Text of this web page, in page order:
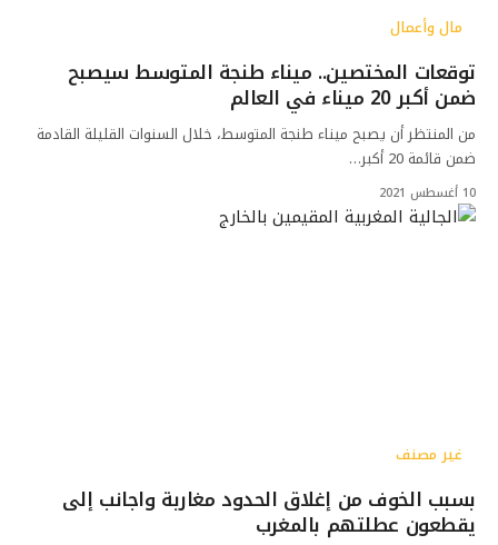
مال وأعمال
توقعات المختصين.. ميناء طنجة المتوسط سيصبح
ضمن أكبر 20 ميناء في العالم
من المنتظر أن يصبح ميناء طنجة المتوسط، خلال السنوات القليلة القادمة
ضمن قائمة 20 أكبر…
10 أغسطس 2021
غير مصنف
بسبب الخوف من إغلاق الحدود مغاربة واجانب إلى
يقطعون عطلتهم بالمغرب